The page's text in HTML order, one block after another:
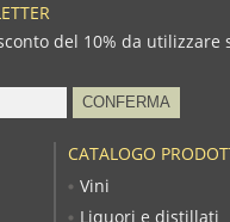
del 10% da utilizzare
CATALOGO
Vini
Liquori e distillati